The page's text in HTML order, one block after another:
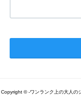
Copyright © -ワンランク上の大人の